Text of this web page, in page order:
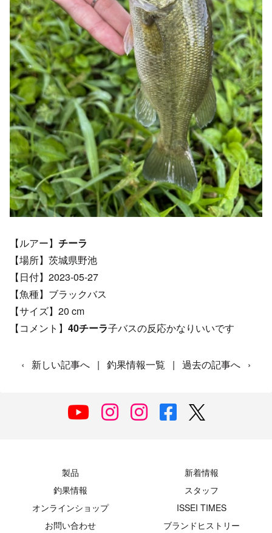
【ルアー】 チーラ
【場所】茨城県野池
【日付】2023-05-27
【魚種】ブラックバス
【サイズ】20 cm
【コメント】 40チーラ子バスの反応かなりいいです
‹ 新しい記事へ | 釣果情報一覧 | 過去の記事へ ›
製品
新着情報
釣果情報
スタッフ
オンラインショップ
ISSEI TIMES
お問い合わせ
ブランドヒストリー